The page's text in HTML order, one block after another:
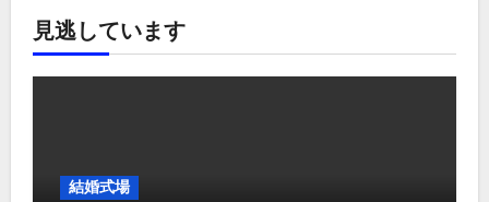
見逃しています
結婚式場